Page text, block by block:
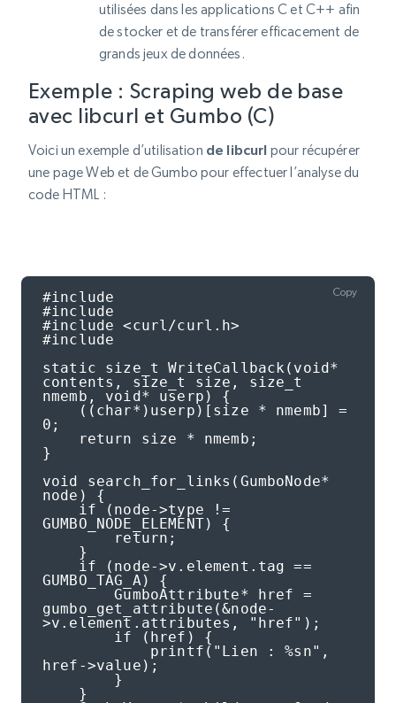
utilisées dans les applications C et C++ afin
de stocker et de transférer efficacement de
grands jeux de données.
Exemple : Scraping web de base
avec libcurl et Gumbo (C)
Voici un exemple d’utilisation de libcurl pour récupérer
une page Web et de Gumbo pour effectuer l’analyse du
code HTML :
#include
#include
#include <curl/curl.h>
#include
static size_t WriteCallback(void*
contents, size_t size, size_t
nmemb, void* userp) {
0;
}
void search_for_links(GumboNode*
node) {
GUMBO_NODE_ELEMENT) {
        return;
GUMBO_TAG_A) {
        GumboAttribute* href =
gumbo_get_attribute(&node-
>v.element.attributes, "href");
href->value);
Copy